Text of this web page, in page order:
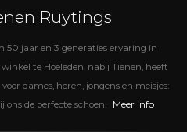
Ruytings
50 jaar en 3 generaties ervaring in
te Hoeleden, nabij Tienen, heeft
dames, heren, jongens en meisjes:
ons de perfecte schoen.
Meer info